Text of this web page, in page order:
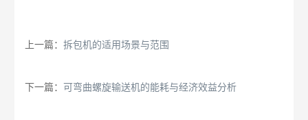
上一篇：拆包机的适用场景与范围
下一篇：可弯曲螺旋输送机的能耗与经济效益分析